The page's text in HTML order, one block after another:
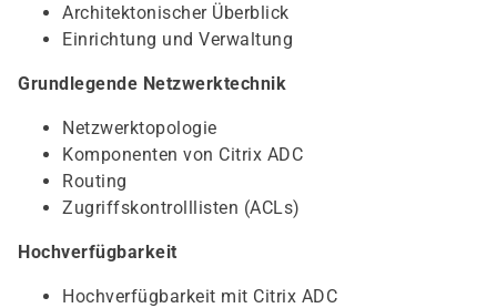
Architektonischer Überblick
Einrichtung und Verwaltung
Grundlegende Netzwerktechnik
Netzwerktopologie
Komponenten von Citrix ADC
Routing
Zugriffskontrolllisten (ACLs)
Hochverfügbarkeit
Hochverfügbarkeit mit Citrix ADC